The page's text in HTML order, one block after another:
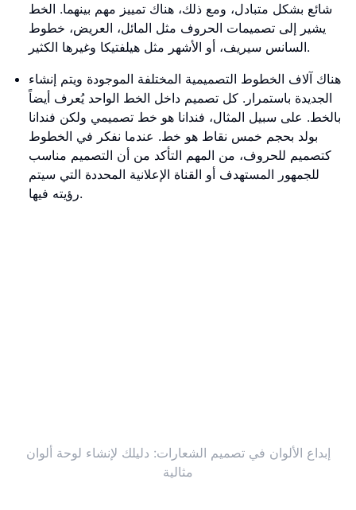
شائع بشكل متبادل، ومع ذلك، هناك تمييز مهم بينهما. الخط
يشير إلى تصميمات الحروف مثل المائل، العريض، خطوط
السانس سيريف، أو الأشهر مثل هيلفتيكا وغيرها الكثير.
هناك آلاف الخطوط التصميمية المختلفة الموجودة ويتم إنشاء
الجديدة باستمرار. كل تصميم داخل الخط الواحد يُعرف أيضاً
بالخط. على سبيل المثال، فندانا هو خط تصميمي ولكن فندانا
بولد بحجم خمس نقاط هو خط. عندما نفكر في الخطوط
كتصميم للحروف، من المهم التأكد من أن التصميم مناسب
للجمهور المستهدف أو القناة الإعلانية المحددة التي سيتم
رؤيته فيها.
إبداع الألوان في تصميم الشعارات: دليلك لإنشاء لوحة ألوان
مثالية